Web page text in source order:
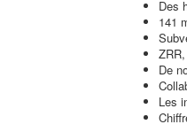
Des
141
De
Les